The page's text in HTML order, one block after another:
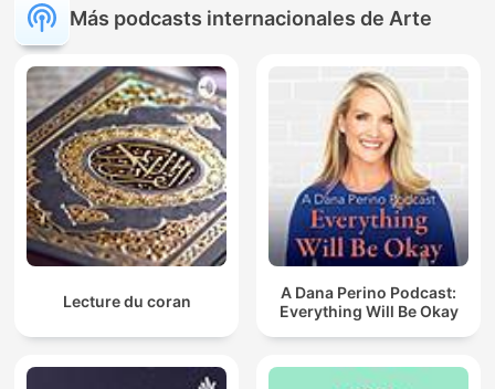
Más podcasts internacionales de Arte
Lecture du coran
A Dana Perino Podcast:
Everything Will Be Okay